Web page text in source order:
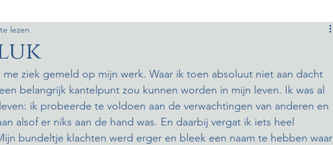
lezen
ziek gemeld op mijn werk. Waar ik toen absoluut niet aan dacht
belangrijk kantelpunt zou kunnen worden in mijn leven. Ik was al
ik probeerde te voldoen aan de verwachtingen van anderen en
alsof er niks aan de hand was. En daarbij vergat ik iets heel
bundeltje klachten werd erger en bleek een naam te hebben waar